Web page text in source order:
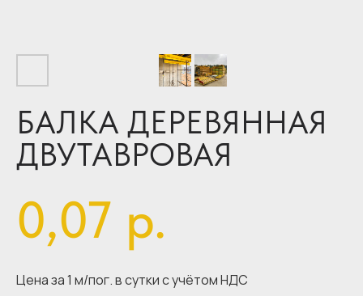
БАЛКА ДЕРЕВЯННАЯ
ДВУТАВРОВАЯ
0,07 р.
Цена за 1 м/пог. в сутки с учётом НДС